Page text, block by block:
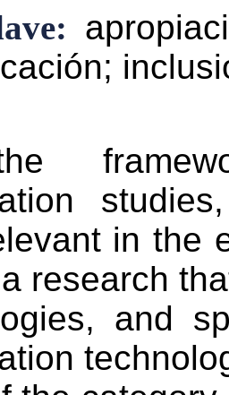
in the
research
and